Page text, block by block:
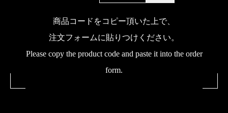
商品コードをコピー頂いた上で、
注文フォームに貼りつけください。
Please copy the product code and paste it into the order
form.